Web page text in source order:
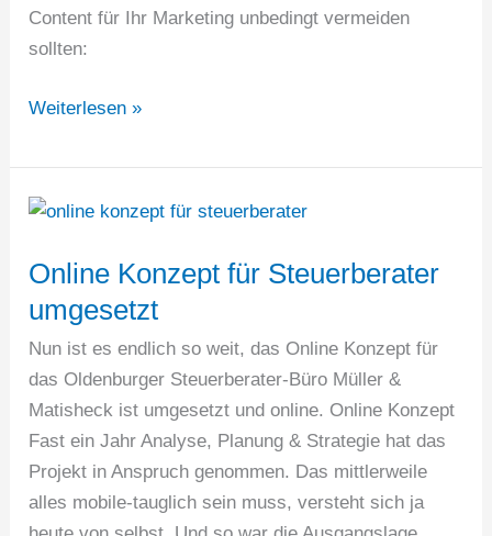
Content für Ihr Marketing unbedingt vermeiden
sollten:
Content
–
Diese
Fehler
Weiterlesen »
Online Konzept für Steuerberater
umgesetzt
Nun ist es endlich so weit, das Online Konzept für
das Oldenburger Steuerberater-Büro Müller &
Matisheck ist umgesetzt und online. Online Konzept
Fast ein Jahr Analyse, Planung & Strategie hat das
Projekt in Anspruch genommen. Das mittlerweile
alles mobile-tauglich sein muss, versteht sich ja